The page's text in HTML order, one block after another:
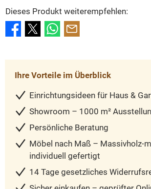
Dieses Produkt weiterempfehlen:
Ihre Vorteile im Überblick
Einrichtungsideen für Haus &
Showroom – 1000 m²
Persönliche Beratung
Möbel nach Maß – Massivholz-
individuell gefertigt
14 Tage gesetzliches